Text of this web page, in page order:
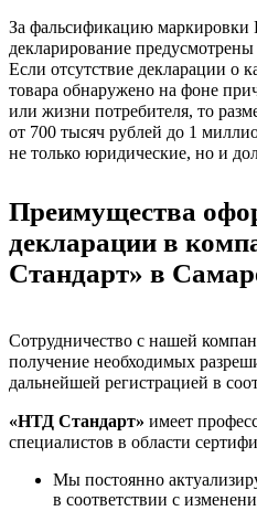
За фальсификацию маркировки
декларирование
Если отсутствие декларации о
товара обнаружено на фоне
или жизни потребителя, то
от 700 тысяч рублей до 1
не только юридические, но и
Преимущества
декларации в
Стандарт» в
Сотрудничество с нашей
получение необходимых
дальнейшей регистрацией в
«НТД Стандарт» имеет
специалистов в области
Мы постоянно
в соответствии с